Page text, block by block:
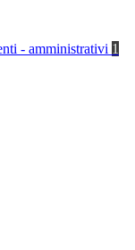
- amministrativi 1